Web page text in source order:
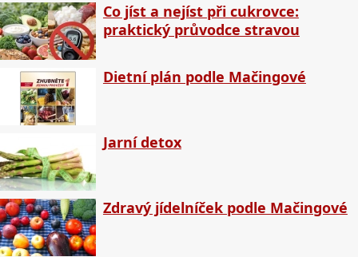
Co jíst a nejíst při cukrovce:
praktický průvodce stravou
Dietní plán podle Mačingové
Jarní detox
Zdravý jídelníček podle Mačingové